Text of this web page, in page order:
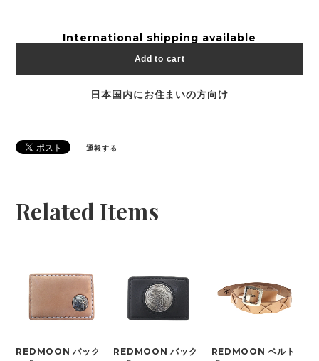
International shipping available
Add to cart
日本国内にお住まいの方向け
通報する
Related Items
REDMOON バック
REDMOON バック
REDMOON ベルト